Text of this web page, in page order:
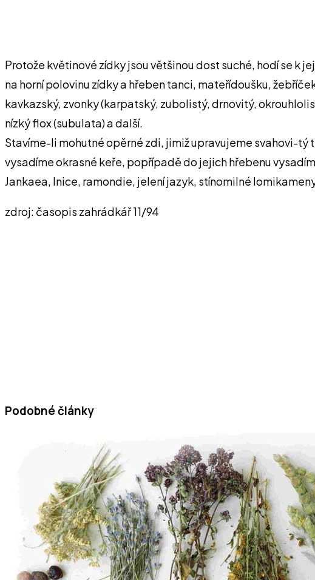
Protože květinové zídky jsou většinou dost suché, hodí se k
na horní polovinu zídky a hřeben tanci, mateřídoušku,
kavkazský, zvonky (karpatský, zubolistý, drnovitý,
nízký flox (subulata) a další.
Stavíme-li mohutné opěrné zdi, jimiž upravujeme svahovi-tý
vysadíme okrasné keře, popřípadě do jejich hřebenu
Jankaea, lnice, ramondie, jelení jazyk, stínomilné
zdroj: časopis zahrádkář 11/94
Podobné články